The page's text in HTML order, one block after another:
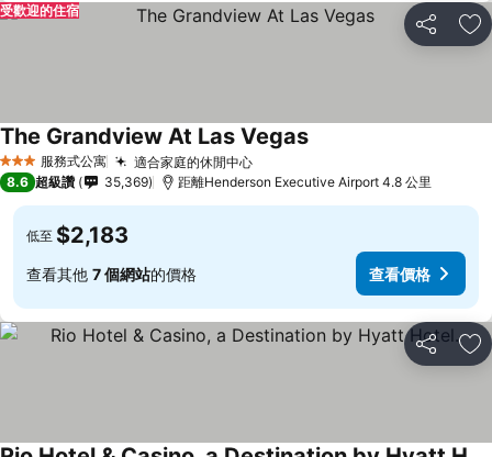
分享 加
受歡迎的住宿
3 星級 服務式公寓 適合家庭的休閒中心查看價格
The Grandview At Las Vegas查看價格
8.6 超級讚 35,369 距離Henderson Executive Airport 4.8 公里
低至 $2,183
查看其他 7 個網站的價格 查看價格
分享 加